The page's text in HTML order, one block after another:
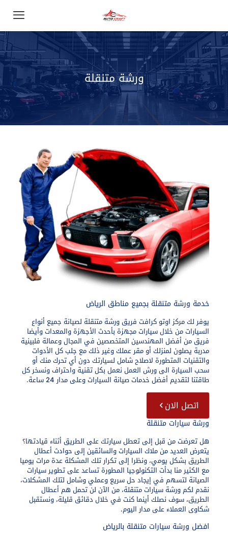
ورشة متنقلة
خدمة ورشة متنقلة بجميع مناطق الرياض
يوفر لك مركز اوتو كرافت فريق ورشة متنقلة لصيانة جميع أنواع
السيارات من خلال سيارات مجهزة بأحدث الأجهزة والمعدات وأيضا
فريق من أفضل المهندسين المتخصصين في المجال وعمالة فلبينية
مدربة يصلون لمنزلك أو مقر عملك وغير ذلك مع جلب كل الأدوات
والتقنيات المتطورة لاصلاح شامل لسيارتك دون أي تحرك منك أو
سحب السيارة الى ورش العمل نعمل بكل تقنية واحتراف ونسخر كل
طاقتنا لتقديم أفضل خدمات صيانة السيارات وعلى مدار 24 ساعة.
اتصل الان
ورشة سيارات متنقلة
هل تعرضت من قبل إلى تعطل سيارتك على الطريق أثناء قيادتها؟
يتعرض العديد من ملاك السيارات والسائقين إلى حوادث أعطال
الطريق بشكل يومي، ونظرا إلى تكرار تلك المشكلة عدة مرات يوميا
مع الكثير منا بدأت التكنولوجيا المطورة تساعد على تطوير سيارات
الصيانة لتسهم في إيجاد حل سريع وعملي وشامل لتلك المشكلات،
نقدم لكم ورشة سيارات متنقلة، من الآن لن تحمل هم أعطال
الطريق، سوف نصلك أينما كنت في خلال دقائق قليلة، ونستقبل
شكاوى العملاء على مدار اليوم.
افضل ورشة سيارات متنقلة بالرياض